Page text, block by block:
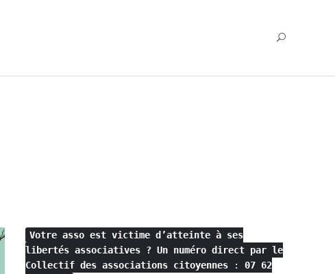
Votre asso est victime d’atteinte à ses
libertés associatives ? Un numéro direct par le
Collectif des associations citoyennes : 07 62